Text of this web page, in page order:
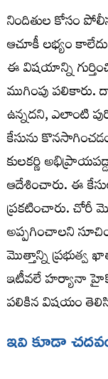
నిందితుల కోసం
ఆచూకీ లభ్యం
ఈ విషయాన్ని
ముగింపు
ఉన్నదని, ఎలాంటి
కేసును
కులకర్ణి
ఆదేశించారు. ఈ
ప్రకటించారు. చోరీ
అప్పగించాలని
మొత్తాన్ని
ఇటీవలే హర్యానా
పలికిన విషయం
ఇవి కూడా